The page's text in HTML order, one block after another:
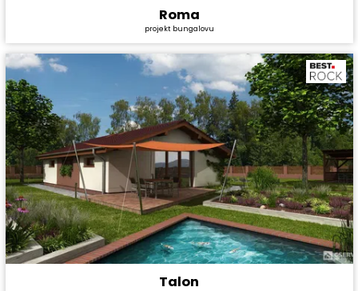
Dispozice:
5+1
Užitná plocha:
147,8 m²
Roma
projekt bungalovu
Talon